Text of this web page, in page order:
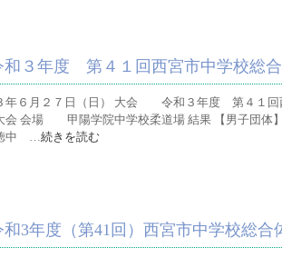
３年度 第４１回西宮市中学校総合
６月２７日（日） 大会 令和３年度 第４１回西
会 会場 甲陽学院中学校柔道場 結果 【男子団
徳中 …続きを読む
3年度（第41回）西宮市中学校総